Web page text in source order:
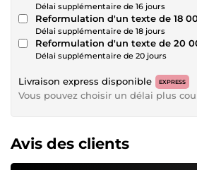
Délai supplémentaire de 16 jours
Reformulation d'un texte de 18
Délai supplémentaire de 18 jours
Reformulation d'un texte de 20
Délai supplémentaire de 20 jours
Livraison express disponible EXPRESS
Vous pouvez choisir un délai plus
Avis des clients